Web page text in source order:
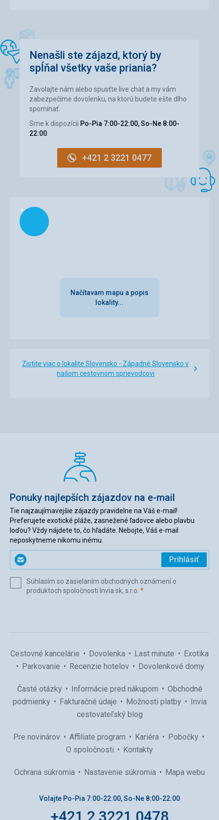
Nenašli ste zájazd, ktorý by
spĺňal všetky vaše priania?
Zavolajte nám alebo spusťte live chat a my vám
zabezpečíme dovolenku, na ktorú budete ešte dlho
spomínať.
Sme k dispozícii Po-Pia 7:00-22:00, So-Ne 8:00-
22:00
+421 2 3221 0477
Načítam
Načítavam mapu a popis
lokality...
Zistite viac o lokalite Slovensko - Západné Slovensko v
našom cestovnom sprievodcovi
Ponuky najlepších zájazdov na e-mail
Tie najzaujímavejšie zájazdy pravidelne na Váš e-mail!
Preferujete exotické pláže, zasnežené ľadovce alebo plavbu
loďou? Vždy nájdete to, čo hľadáte. Nebojte, Váš e-mail
neposkytneme nikomu inému.
Zadajte
svoj
(povinné)
Prihlásiť
Súhlasím so zasielaním obchodných oznámení o
produktoch spoločnosti Invia.sk, s.r.o. *(povinné)
Cestovné kancelárie Dovolenka Last minute
Exotika
Parkovanie
Recenzie hotelov Dovolenkové domy
Časté otázky Informácie pred nákupom
Obchodné
podmienky
Fakturačné údaje Možnosti platby
Invia
cestovateľský blog
Pre novinárov Affiliate program Kariéra
Pobočky
O spoločnosti
Kontakty
Ochrana súkromia Nastavenie súkromia Mapa webu
Volajte Po-Pia 7:00-22:00, So-Ne 8:00-22:00
+421 2 3221 0478